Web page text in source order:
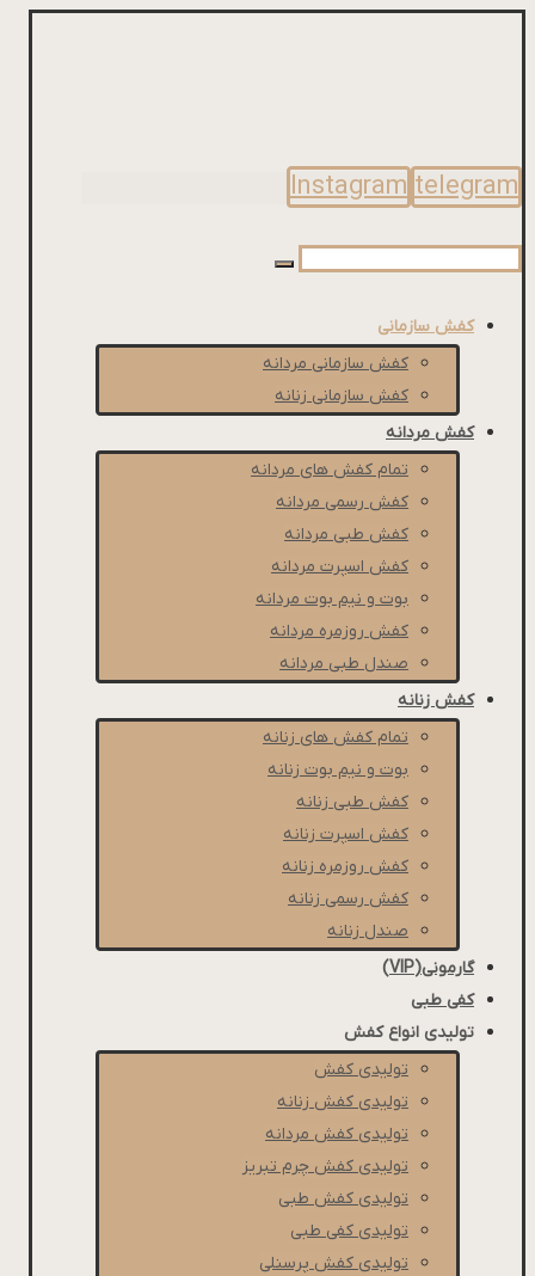
Instagram telegram
کفش سازمانی
کفش سازمانی مردانه
کفش سازمانی زنانه
کفش مردانه
تمام کفش های مردانه
کفش رسمی مردانه
کفش طبی مردانه
كفش اسپرت مردانه
بوت و نیم بوت مردانه
کفش روزمره مردانه
صندل طبی مردانه
کفش زنانه
تمام کفش های زنانه
بوت و نیم بوت زنانه
کفش طبی زنانه
کفش اسپرت زنانه
کفش روزمره زنانه
کفش رسمی زنانه
صندل زنانه
گارمونی(VIP)
کفی طبی
تولیدی انواع کفش
تولیدی کفش
تولیدی کفش زنانه
تولیدی کفش مردانه
تولیدی کفش چرم تبریز
تولیدی کفش طبی
تولیدی کفی طبی
تولیدی کفش پرسنلی